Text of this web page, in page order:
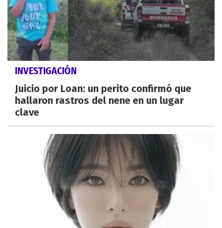
INVESTIGACIÓN
Juicio por Loan: un perito confirmó que
hallaron rastros del nene en un lugar
clave